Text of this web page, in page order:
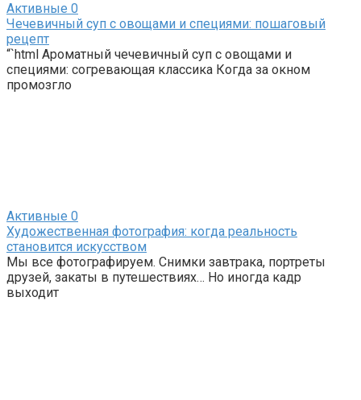
Активные 0
Чечевичный суп с овощами и специями: пошаговый
рецепт
“`html Ароматный чечевичный суп с овощами и
специями: согревающая классика Когда за окном
промозгло
Активные 0
Художественная фотография: когда реальность
становится искусством
Мы все фотографируем. Снимки завтрака, портреты
друзей, закаты в путешествиях… Но иногда кадр
выходит